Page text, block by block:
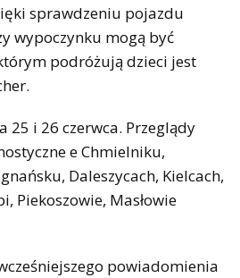
sprawdzeniu pojazdu
wypoczynku mogą być
podróżują dzieci jest
25 i 26 czerwca. Przeglądy
e Chmielniku,
Daleszycach, Kielcach,
Piekoszowie, Masłowie
powiadomienia